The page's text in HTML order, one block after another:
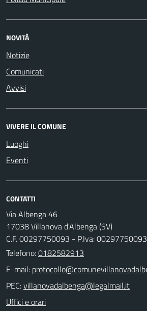
NOVITÀ
Notizie
Comunicati
Avvisi
VIVERE IL COMUNE
Luoghi
Eventi
CONTATTI
Via Albenga 46
17038 Villanova d'Albenga (SV)
C.F. 00297750093 - P.Iva: 00297750093
Telefono:0182582913
E-mail:
PEC:
Uffici e orari